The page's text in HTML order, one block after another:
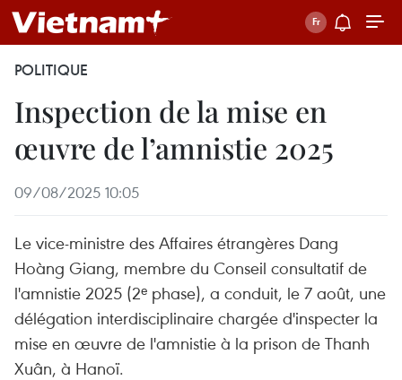
POLITIQUE
Inspection de la mise en
œuvre de l’amnistie 2025
09/08/2025 10:05
Le vice-ministre des Affaires étrangères Dang
Hoàng Giang, membre du Conseil consultatif de
l'amnistie 2025 (2ᵉ phase), a conduit, le 7 août, une
délégation interdisciplinaire chargée d'inspecter la
mise en œuvre de l'amnistie à la prison de Thanh
Xuân, à Hanoï.